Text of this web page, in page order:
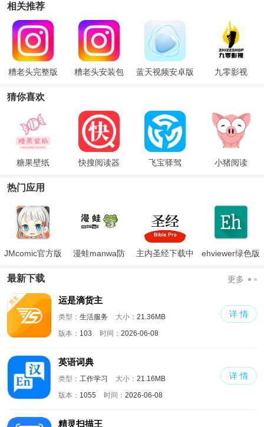
相关推荐
糟老头完整版 糟老头安装包 蓝天视频安卓版 九零影视
猜你喜欢
糖果壁纸 快搜阅读器 飞宝驿驾 小猪阅读
热门应用
JMcomic官方版
漫蛙manwa防
主内圣经下载中
ehviewer绿色版
最新下载 更多
运是滴货主
类型： 生活服务 大小： 21.36MB
版本： 103 时间： 2026-06-08
详 情
英语词典
类型： 工作学习 大小： 21.16MB
版本： 1055 时间： 2026-06-08
详 情
精灵扫描王